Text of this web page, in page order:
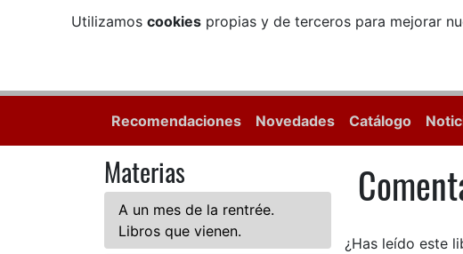
Utilizamos cookiespropias y de terceros para mejorar
Recomendaciones Novedades Catálogo
Materias
A un mes de la rentrée.
Libros que vienen.
¿Has leído este